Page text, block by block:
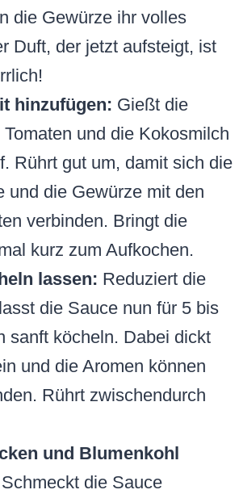
die Gewürze ihr volles
Duft, der jetzt aufsteigt, ist
hinzufügen: Gießt die
und die Kokosmilch
Rührt gut um, damit sich die
und die Gewürze mit den
verbinden. Bringt die
kurz zum Aufkochen.
lassen: Reduziert die
die Sauce nun für 5 bis
sanft köcheln. Dabei dickt
und die Aromen können
Rührt zwischendurch
und Blumenkohl
Schmeckt die Sauce